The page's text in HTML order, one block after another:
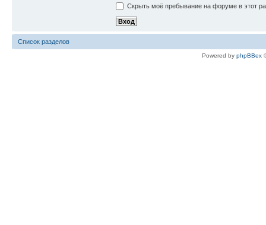
Скрыть моё пребывание на форуме в этот
Список разделов
Powered by phpBBex